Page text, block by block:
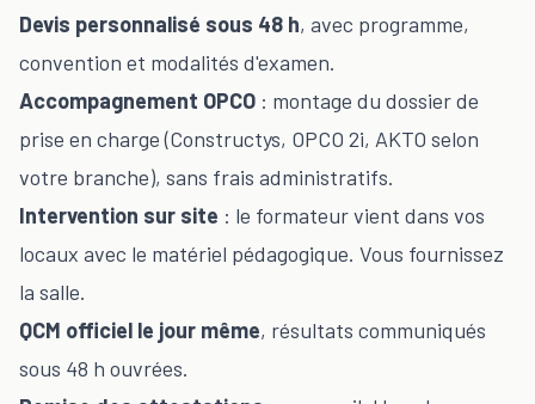
Devis personnalisé sous 48 h, avec programme,
convention et modalités d'examen.
Accompagnement OPCO : montage du dossier de
prise en charge (Constructys, OPCO 2i, AKTO selon
votre branche), sans frais administratifs.
Intervention sur site : le formateur vient dans vos
locaux avec le matériel pédagogique. Vous fournissez
la salle.
QCM officiel le jour même, résultats communiqués
sous 48 h ouvrées.